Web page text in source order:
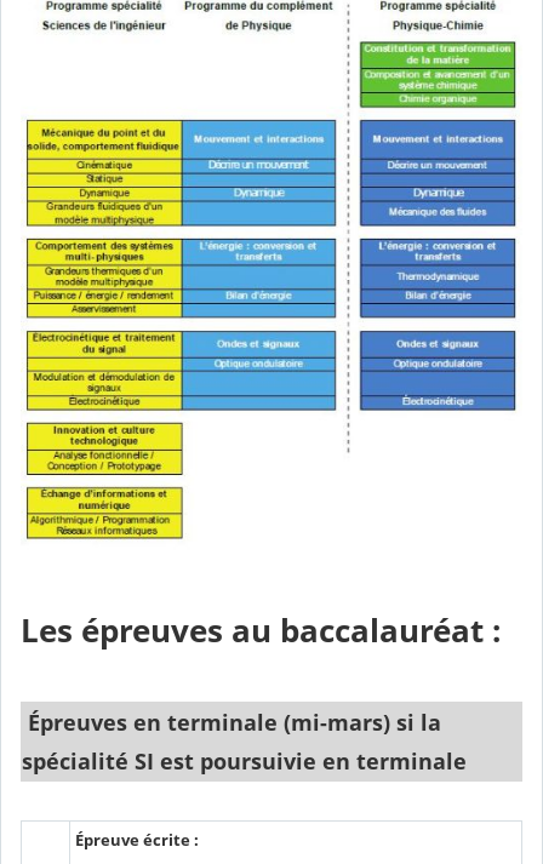
Les épreuves au baccalauréat :
Épreuves en terminale (mi-mars) si la
spécialité SI est poursuivie en terminale
Épreuve écrite :